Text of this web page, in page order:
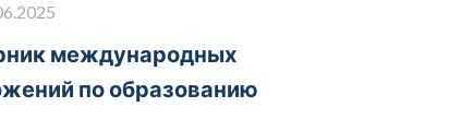
международных
по образованию